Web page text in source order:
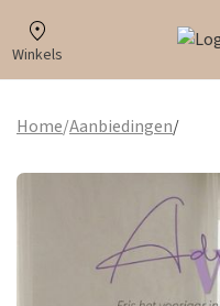
Winkels
Home/Aanbiedingen/